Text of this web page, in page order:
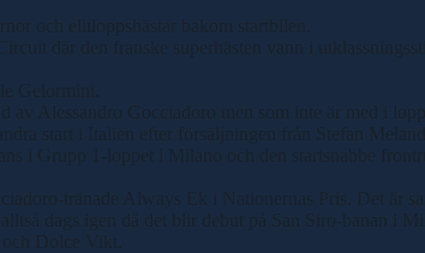
och elitloppshästar bakom startbilen.
där den franske superhästen vann i
Gelormini.
av Alessandro Gocciadoro men som inte är med i
start i Italien efter försäljningen från Stefan
i Grupp 1-loppet i Milano och den startsnabbe
tränade Always Ek i Nationernas Pris. Det är
dags igen då det blir debut på San Siro-banan i
Dolce Vikt.